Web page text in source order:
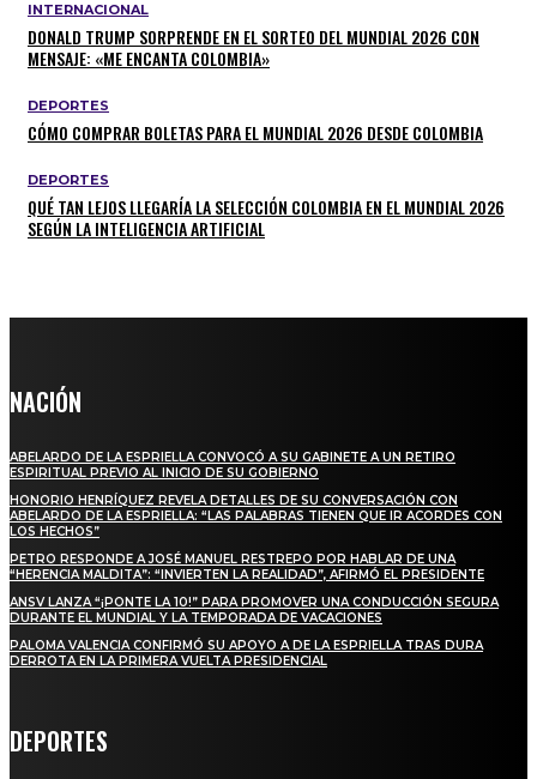
INTERNACIONAL
DONALD TRUMP SORPRENDE EN EL SORTEO DEL MUNDIAL 2026 CON
MENSAJE: «ME ENCANTA COLOMBIA»
DEPORTES
CÓMO COMPRAR BOLETAS PARA EL MUNDIAL 2026 DESDE COLOMBIA
DEPORTES
QUÉ TAN LEJOS LLEGARÍA LA SELECCIÓN COLOMBIA EN EL MUNDIAL 2026
SEGÚN LA INTELIGENCIA ARTIFICIAL
NACIÓN
ABELARDO DE LA ESPRIELLA CONVOCÓ A SU GABINETE A UN RETIRO
ESPIRITUAL PREVIO AL INICIO DE SU GOBIERNO
HONORIO HENRÍQUEZ REVELA DETALLES DE SU CONVERSACIÓN CON
ABELARDO DE LA ESPRIELLA: “LAS PALABRAS TIENEN QUE IR ACORDES CON
LOS HECHOS”
PETRO RESPONDE A JOSÉ MANUEL RESTREPO POR HABLAR DE UNA
“HERENCIA MALDITA”: “INVIERTEN LA REALIDAD”, AFIRMÓ EL PRESIDENTE
ANSV LANZA “¡PONTE LA 10!” PARA PROMOVER UNA CONDUCCIÓN SEGURA
DURANTE EL MUNDIAL Y LA TEMPORADA DE VACACIONES
PALOMA VALENCIA CONFIRMÓ SU APOYO A DE LA ESPRIELLA TRAS DURA
DERROTA EN LA PRIMERA VUELTA PRESIDENCIAL
DEPORTES